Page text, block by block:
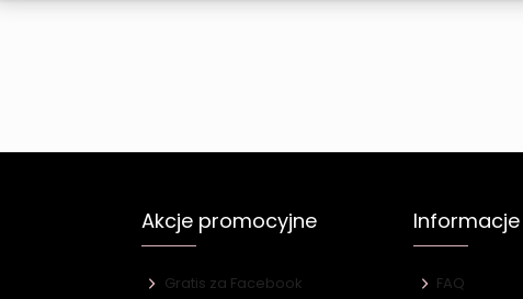
Akcje promocyjne
Gratis za Facebook
Informacje
FAQ